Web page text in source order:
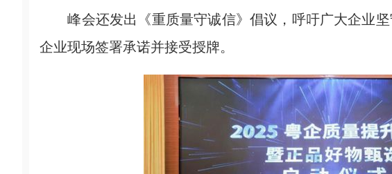
峰会还发出《重质量守诚信》倡议，呼吁广大企业坚
企业现场签署承诺并接受授牌。